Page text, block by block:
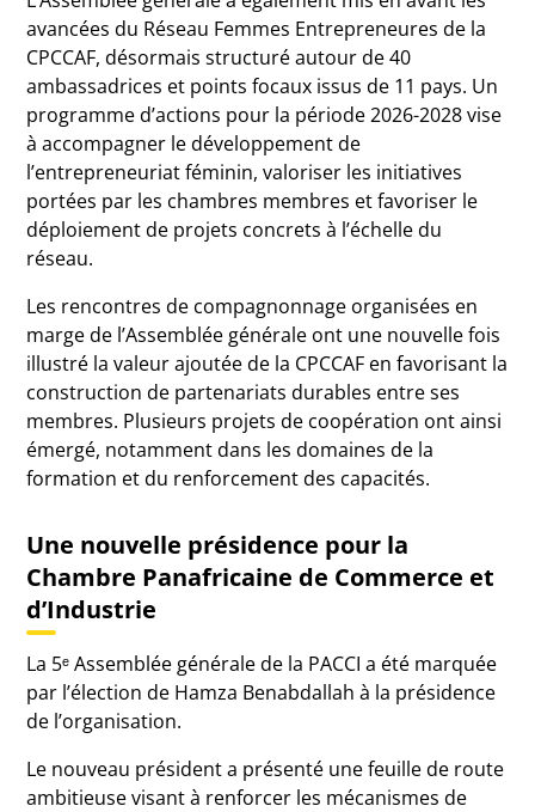
avancées du Réseau Femmes Entrepreneures de la
CPCCAF, désormais structuré autour de 40
ambassadrices et points focaux issus de 11 pays. Un
programme d’actions pour la période 2026-2028 vise
à accompagner le développement de
l’entrepreneuriat féminin, valoriser les initiatives
portées par les chambres membres et favoriser le
déploiement de projets concrets à l’échelle du
réseau.
Les rencontres de compagnonnage organisées en
marge de l’Assemblée générale ont une nouvelle fois
illustré la valeur ajoutée de la CPCCAF en favorisant la
construction de partenariats durables entre ses
membres. Plusieurs projets de coopération ont ainsi
émergé, notamment dans les domaines de la
formation et du renforcement des capacités.
Une nouvelle présidence pour la
Chambre Panafricaine de Commerce et
d’Industrie
La 5ᵉ Assemblée générale de la PACCI a été marquée
par l’élection de Hamza Benabdallah à la présidence
de l’organisation.
Le nouveau président a présenté une feuille de route
ambitieuse visant à renforcer les mécanismes de